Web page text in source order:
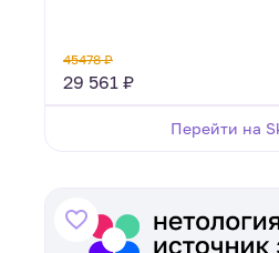
45478 ₽
29 561 ₽
Перейти на